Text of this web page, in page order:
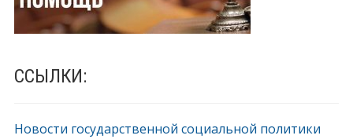
ССЫЛКИ:
Новости государственной социальной политики